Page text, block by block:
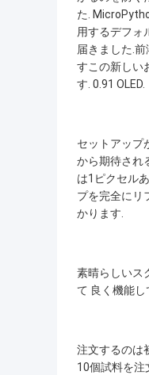
た.
用するデフォ
届きました.
すこの新しい
す. 0.91 OLED.
セットアップ
から期待され
は1ピクセル
プを完全にリ
かります.
素晴らしいス
て 良く機能し
注文するのは
10個試料を注